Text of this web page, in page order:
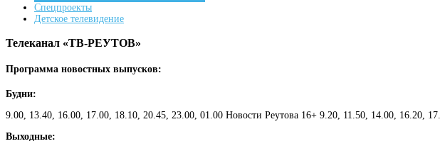
Спецпроекты
Детское телевидение
Телеканал «ТВ-РЕУТОВ»
Программа новостных выпусков:
Будни:
9.00, 13.40, 16.00, 17.00, 18.10, 20.45, 23.00, 01.00 Новости Реутова 16+ 9.20, 11.50, 14.00, 16.20,
Выходные: